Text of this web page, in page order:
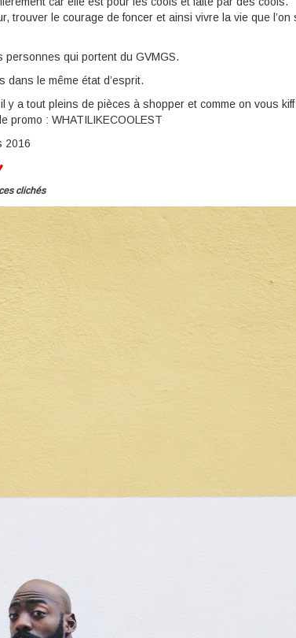
le courage de foncer et ainsi vivre la vie que l’on
qui portent du GVMGS.
le même état d’esprit.
il y a tout pleins de pièces à shopper et comme on vous
promo : WHATILIKECOOLEST
2016
clichés